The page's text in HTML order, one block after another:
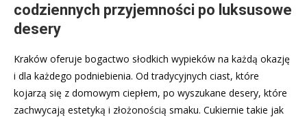
codziennych przyjemności po luksusowe
desery
Kraków oferuje bogactwo słodkich wypieków na każdą okazję
i dla każdego podniebienia. Od tradycyjnych ciast, które
kojarzą się z domowym ciepłem, po wyszukane desery, które
zachwycają estetyką i złożonością smaku. Cukiernie takie jak